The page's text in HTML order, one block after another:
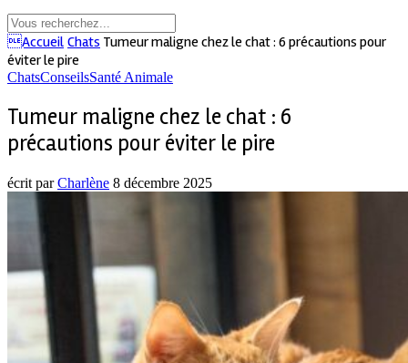
Accueil Chats Tumeur maligne chez le chat : 6 précautions pour
éviter le pire
ChatsConseilsSanté Animale
Tumeur maligne chez le chat : 6
précautions pour éviter le pire
écrit parCharlène 8 décembre 2025